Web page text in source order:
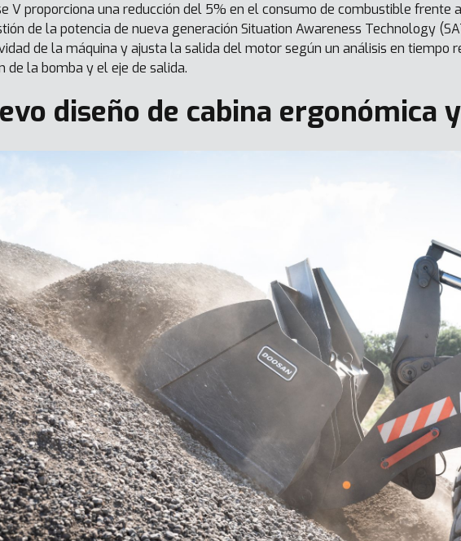
V proporciona una reducción del 5% en el consumo de combustible frente
de la potencia de nueva generación Situation Awareness Technology
de la máquina y ajusta la salida del motor según un análisis en tiempo
de la bomba y el eje de salida.
diseño de cabina ergonómica